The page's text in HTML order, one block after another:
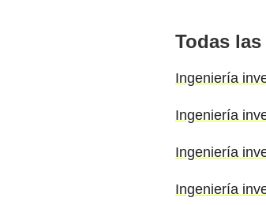
Todas
Ingeniería
Ingeniería
Ingeniería
Ingeniería